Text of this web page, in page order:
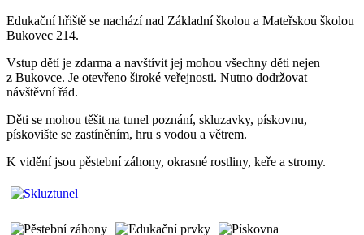
Edukační hřiště se nachází nad Základní školou a Mateřskou školou
Bukovec 214.
Vstup dětí je zdarma a navštívit jej mohou všechny děti nejen
z Bukovce. Je otevřeno široké veřejnosti. Nutno dodržovat
návštěvní řád.
Děti se mohou těšit na tunel poznání, skluzavky, pískovnu,
pískovište se zastíněním, hru s vodou a větrem.
K vidění jsou pěstební záhony, okrasné rostliny, keře a stromy.